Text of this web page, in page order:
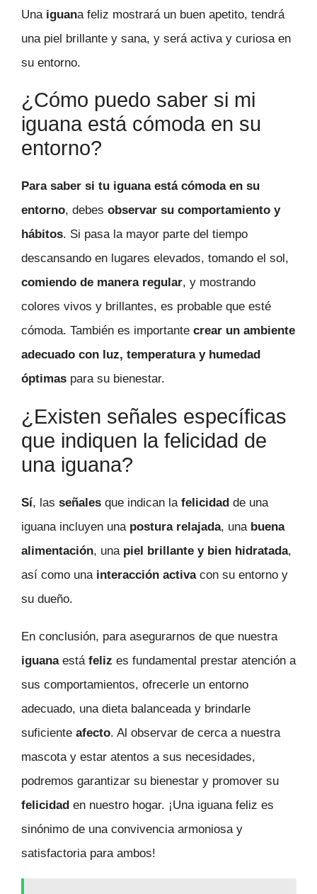
Una iguana feliz mostrará un buen apetito, tendrá
una piel brillante y sana, y será activa y curiosa en
su entorno.
¿Cómo puedo saber si mi
iguana está cómoda en su
entorno?
Para saber si tu iguana está cómoda en su
entorno, debes observar su comportamiento y
hábitos. Si pasa la mayor parte del tiempo
descansando en lugares elevados, tomando el sol,
comiendo de manera regular, y mostrando
colores vivos y brillantes, es probable que esté
cómoda. También es importante crear un ambiente
adecuado con luz, temperatura y humedad
óptimas para su bienestar.
¿Existen señales específicas
que indiquen la felicidad de
una iguana?
Sí, las señales que indican la felicidad de una
iguana incluyen una postura relajada, una buena
alimentación, una piel brillante y bien hidratada,
así como una interacción activacon su entorno y
su dueño.
En conclusión, para asegurarnos de que nuestra
iguanaestá feliz es fundamental prestar atención a
sus comportamientos, ofrecerle un entorno
adecuado, una dieta balanceada y brindarle
suficiente afecto. Al observar de cerca a nuestra
mascota y estar atentos a sus necesidades,
podremos garantizar su bienestar y promover su
felicidad en nuestro hogar. ¡Una iguana feliz es
sinónimo de una convivencia armoniosa y
satisfactoria para ambos!